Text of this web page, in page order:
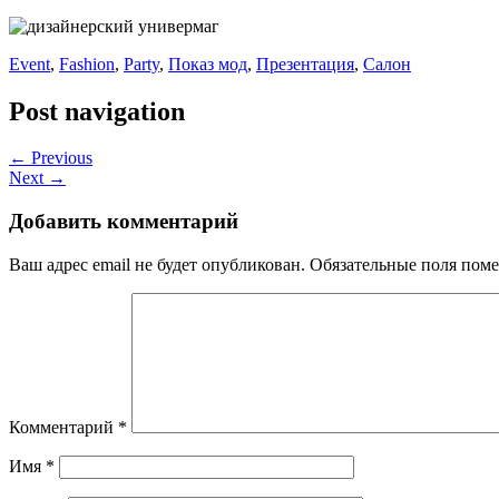
Event, Fashion, Party, Показ мод, Презентация, Салон
Post navigation
← Previous
Next →
Добавить комментарий
Ваш адрес email не будет опубликован. Обязательные поля
Комментарий *
Имя *